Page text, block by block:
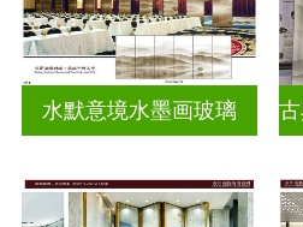
水默意境水墨画玻璃